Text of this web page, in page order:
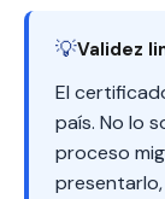
💡Validez
El
país. No lo
proceso